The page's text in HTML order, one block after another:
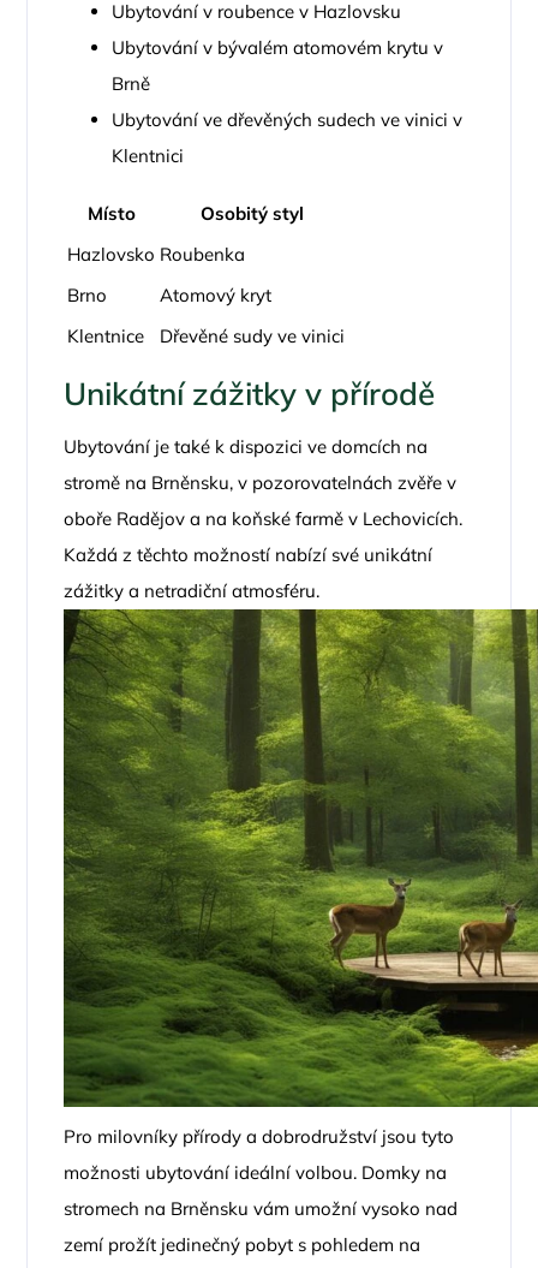
Ubytování v roubence v Hazlovsku
Ubytování v bývalém atomovém krytu v
Brně
Ubytování ve dřevěných sudech ve vinici v
Klentnici
Místo
Osobitý styl
Hazlovsko Roubenka
Brno
Atomový kryt
Klentnice
Dřevěné sudy ve vinici
Unikátní zážitky v přírodě
Ubytování je také k dispozici ve domcích na
stromě na Brněnsku, v pozorovatelnách zvěře v
oboře Radějov a na koňské farmě v Lechovicích.
Každá z těchto možností nabízí své unikátní
zážitky a netradiční atmosféru.
Pro milovníky přírody a dobrodružství jsou tyto
možnosti ubytování ideální volbou. Domky na
stromech na Brněnsku vám umožní vysoko nad
zemí prožít jedinečný pobyt s pohledem na